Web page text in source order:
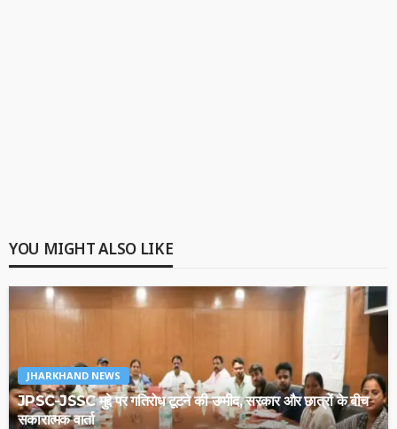
YOU MIGHT ALSO LIKE
JHARKHAND NEWS
JPSC-JSSC मुद्दे पर गतिरोध टूटने की उम्मीद, सरकार और छात्रों के बीच
सकारात्मक वार्ता